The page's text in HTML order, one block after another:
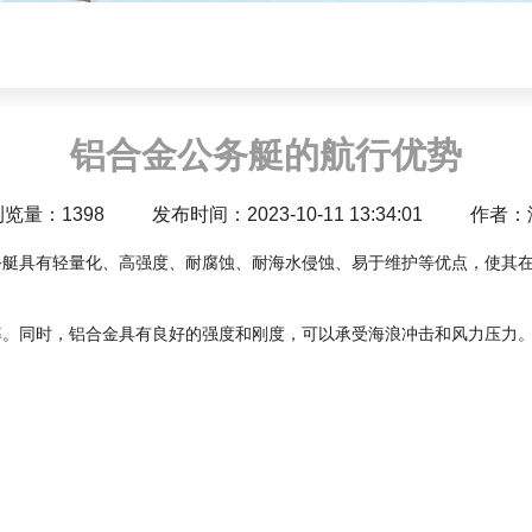
铝合金公务艇的航行优势
作者：
发布时间：2023-10-11 13:34:01
览量：1398
具有轻量化、高强度、耐腐蚀、耐海水侵蚀、易于维护等优点，使其
同时，铝合金具有良好的强度和刚度，可以承受海浪冲击和风力压力